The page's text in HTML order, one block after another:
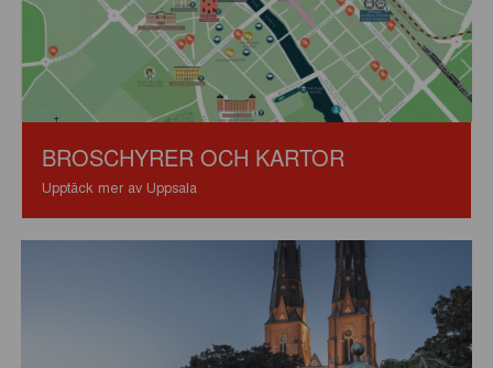
BROSCHYRER OCH KARTOR
Upptäck mer av Uppsala